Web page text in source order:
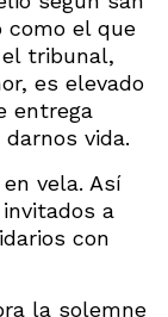
como el que
tribunal,
es elevado
entrega
vida.
vela. Así
a
con
la solemne